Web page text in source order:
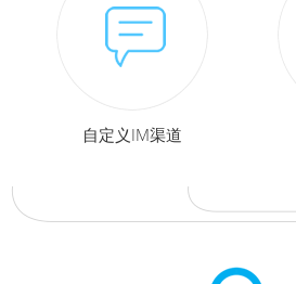
自定义IM渠道